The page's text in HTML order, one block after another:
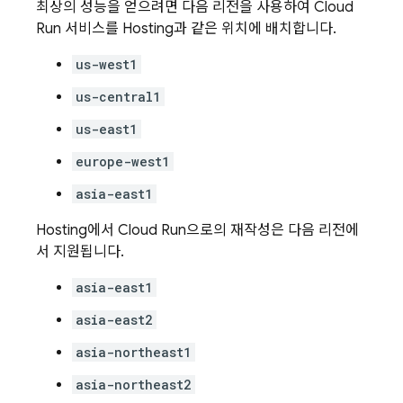
최상의 성능을 얻으려면 다음 리전을 사용하여 Cloud
Run 서비스를 Hosting과 같은 위치에 배치합니다.
us-west1
us-central1
us-east1
europe-west1
asia-east1
Hosting에서 Cloud Run으로의 재작성은 다음 리전에
서 지원됩니다.
asia-east1
asia-east2
asia-northeast1
asia-northeast2